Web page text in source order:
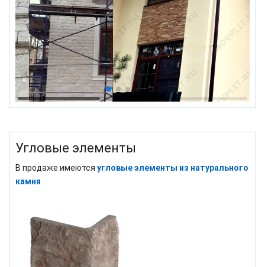
Угловые элементы
В продаже имеются угловые элементы из натурального
камня